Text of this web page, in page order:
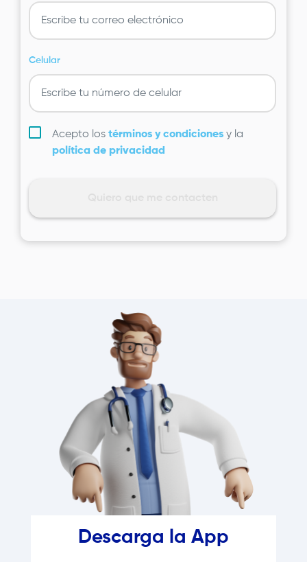
Celular
Acepto los términos y condiciones y la
política de privacidad
Descarga la App